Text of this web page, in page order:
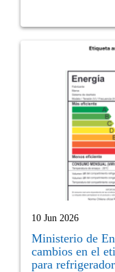
10 Jun 2026
Ministerio de
cambios en el
para